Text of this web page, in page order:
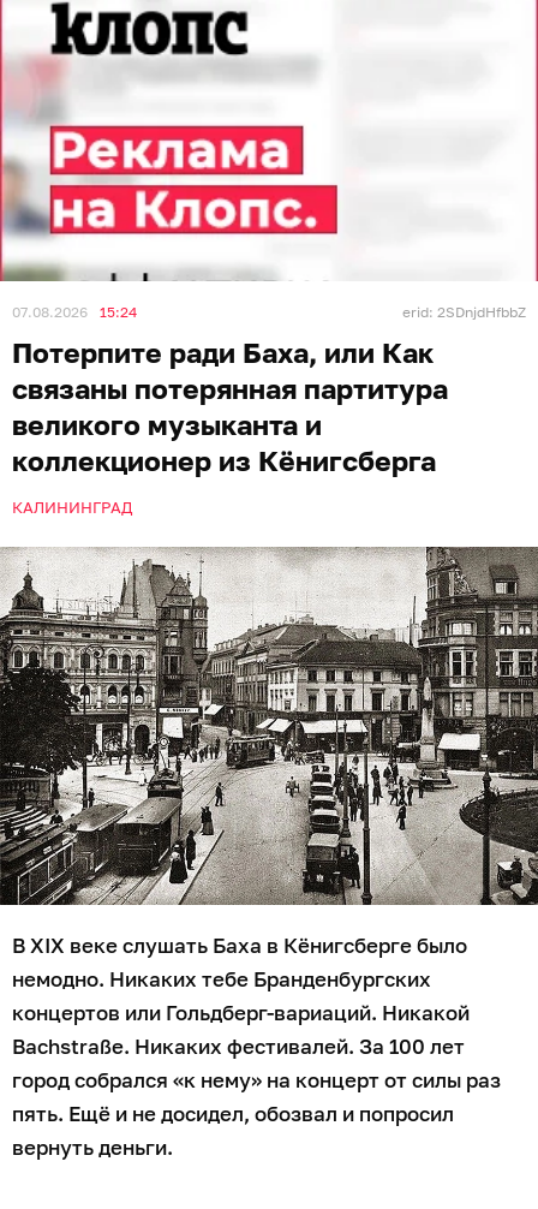
07.08.2026 15:24 erid: 2SDnjdHfbbZ
Потерпите ради Баха, или Как
связаны потерянная партитура
великого музыканта и
коллекционер из Кёнигсберга
КАЛИНИНГРАД
В XIX веке слушать Баха в Кёнигсберге было
немодно. Никаких тебе Бранденбургских
концертов или Гольдберг-вариаций. Никакой
Bachstraße. Никаких фестивалей. За 100 лет
город собрался «к нему» на концерт от силы раз
пять. Ещё и не досидел, обозвал и попросил
вернуть деньги.